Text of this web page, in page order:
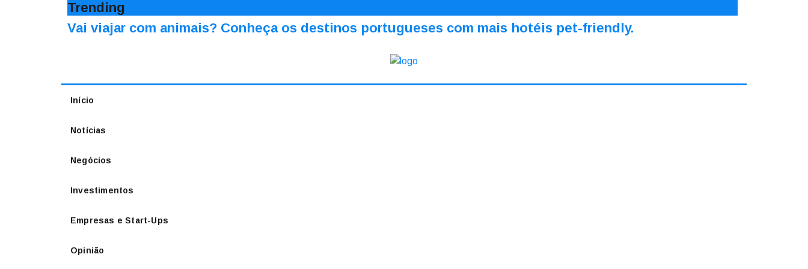
Trending
Vai viajar com animais? Conheça os destinos portugueses com mais hotéis pet-friendly.
Início
Notícias
Negócios
Investimentos
Empresas e Start-Ups
Opinião